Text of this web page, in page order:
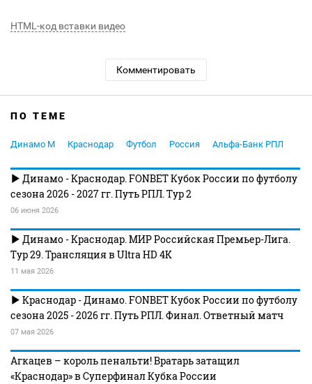
HTML-код вставки видео
Комментировать
ПО ТЕМЕ
Динамо М Краснодар Футбол Россия Альфа-Банк РПЛ
Динамо - Краснодар. FONBET Кубок России по футболу
сезона 2026 - 2027 гг. Путь РПЛ. Тур 2
06 июня 2026
Динамо - Краснодар. МИР Российская Премьер-Лига.
Тур 29. Трансляция в Ultra HD 4K
11 мая 2026
Краснодар - Динамо. FONBET Кубок России по футболу
сезона 2025 - 2026 гг. Путь РПЛ. Финал. Ответный матч
07 мая 2026
Агкацев – король пенальти! Вратарь затащил
«Краснодар» в Суперфинал Кубка России